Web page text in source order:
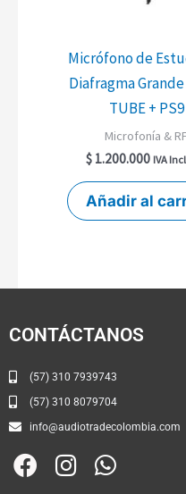
Micrófono de
Diafragma
TUBE + PS9
Microfonía &
$ 1.200.000 IVA
Añadir al
CONTÁCTANOS
(57) 310 7939743
(57) 310 8079704
info@audiotradecolombia.com
F I W